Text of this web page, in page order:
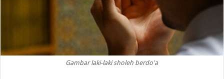
Gambar laki-laki sholeh berdo'a